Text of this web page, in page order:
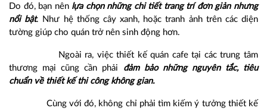
Do đó, bạn nên lựa chọn những chi tiết trang trí đơn giản nhưng
nổi bật. Như hệ thống cây xanh, hoặc tranh ảnh trên các diện
tường giúp cho quán trở nên sinh động hơn.
Ngoài ra, việc thiết kế quán cafe tại các trung tâm
thương mại cũng cần phải đảm bảo những nguyên tắc, tiêu
chuẩn về thiết kế thi công không gian.
Cùng với đó, không chỉ phải tìm kiếm ý tưởng thiết kế